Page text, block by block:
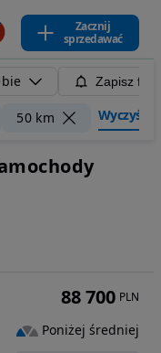
Zacznij
sprzedawać
Zapisz
50 km Wyczyść
88 700 PLN
Poniżej średniej